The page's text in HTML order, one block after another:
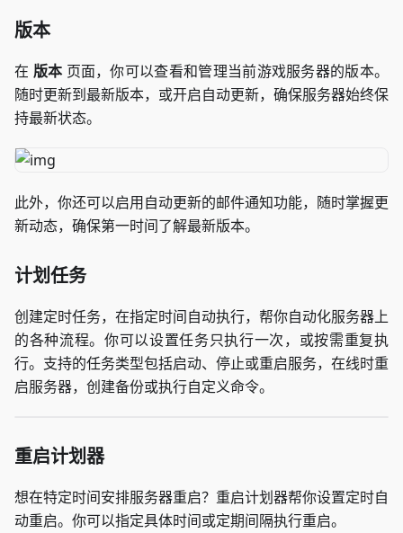
版本
在 版本页面，你可以查看和管理当前游戏服务器的版本。
随时更新到最新版本，或开启自动更新，确保服务器始终保
持最新状态。
此外，你还可以启用自动更新的邮件通知功能，随时掌握更
新动态，确保第一时间了解最新版本。
计划任务
创建定时任务，在指定时间自动执行，帮你自动化服务器上
的各种流程。你可以设置任务只执行一次，或按需重复执
行。支持的任务类型包括启动、停止或重启服务，在线时重
启服务器，创建备份或执行自定义命令。
重启计划器
想在特定时间安排服务器重启？重启计划器帮你设置定时自
动重启。你可以指定具体时间或定期间隔执行重启。